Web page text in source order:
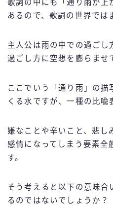
歌詞の中にも「通り雨が上
あるので、歌詞の世界では
主人公は雨の中での過ごし
過ごし方に空想を膨らませ
ここでいう「通り雨」の描
くる水ですが、一種の比喩
嫌なことや辛いこと、悲し
感情になってしまう要素全
す。
そう考えると以下の意味合
るのではないでしょうか？